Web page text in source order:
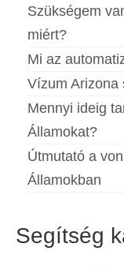
Szükségem
miért?
Mi az
Vízum Arizona
Mennyi ideig
Államokat?
Útmutató a
Államokban
Segítség